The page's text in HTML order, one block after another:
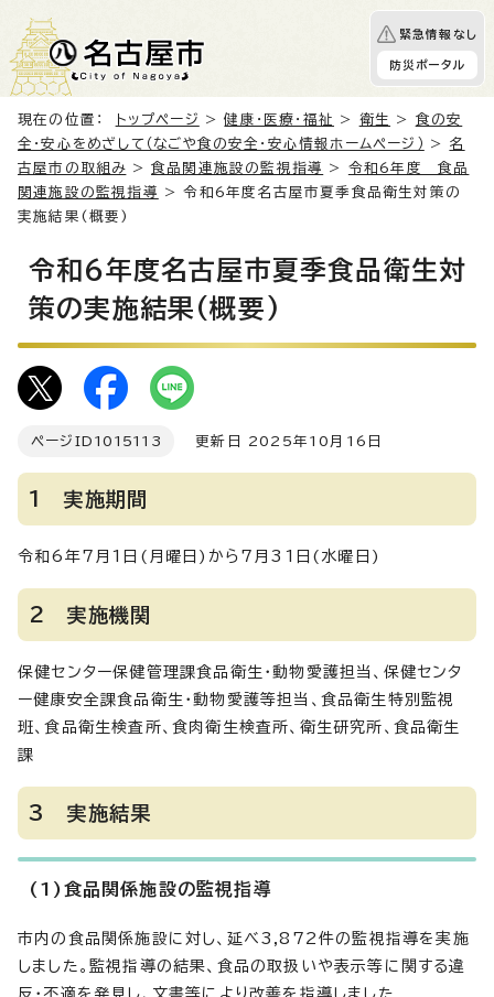
緊急情報なし
防災ポータル
現在の位置： トップページ >健康・医療・福祉 > 衛生 > 食の安
全・安心をめざして（なごや食の安全・安心情報ホームページ）
> 名
古屋市の取組み >食品関連施設の監視指導 > 令和6年度 食品
関連施設の監視指導
> 令和6年度名古屋市夏季食品衛生対策の
実施結果(概要)
令和6年度名古屋市夏季食品衛生対
策の実施結果(概要)
ページID 1015113 更新日 2025年10月16日
1 実施期間
令和6年7月1日(月曜日)から7月31日(水曜日)
2 実施機関
保健センター保健管理課食品衛生・動物愛護担当、保健センタ
ー健康安全課食品衛生・動物愛護等担当、食品衛生特別監視
班、食品衛生検査所、食肉衛生検査所、衛生研究所、食品衛生
課
3 実施結果
(1)食品関係施設の監視指導
市内の食品関係施設に対し、延べ3,872件の監視指導を実施
しました。監視指導の結果、食品の取扱いや表示等に関する違
反・不適を発見し、文書等により改善を指導しました